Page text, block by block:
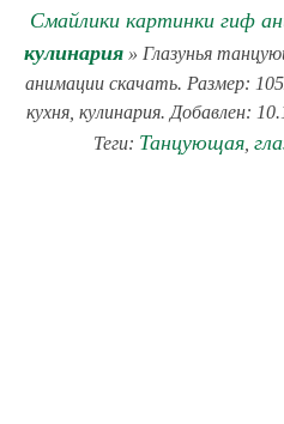
Смайлики картинки гиф
кулинария » Глазунья
анимации скачать. Размер:
кухня, кулинария. Добавлен:
Теги: Танцующая